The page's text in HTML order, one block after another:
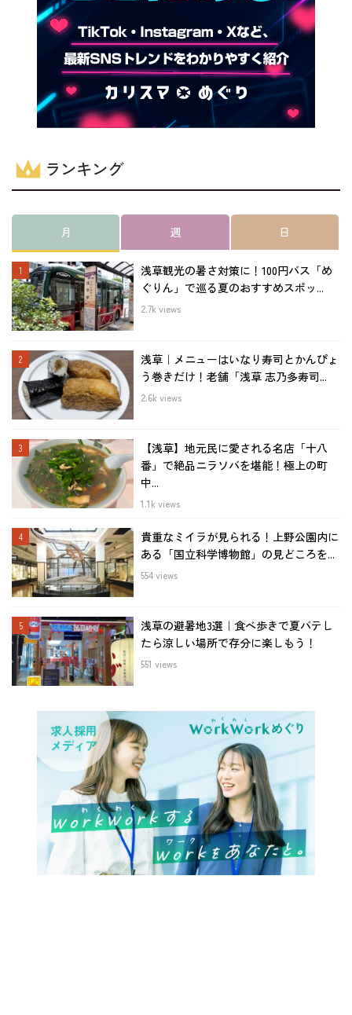
ランキング
月 週 日
浅草観光の暑さ対策に！100円バス「め
ぐりん」で巡る夏のおすすめスポッ...
2.7k views
浅草｜メニューはいなり寿司とかんぴょ
う巻きだけ！老舗「浅草 志乃多寿司...
2.6k views
【浅草】地元民に愛される名店「十八
番」で絶品ニラソバを堪能！極上の町
中...
1.1k views
貴重なミイラが見られる！上野公園内に
ある「国立科学博物館」の見どころを...
554 views
浅草の避暑地3選｜食べ歩きで夏バテし
たら涼しい場所で存分に楽しもう！
551 views